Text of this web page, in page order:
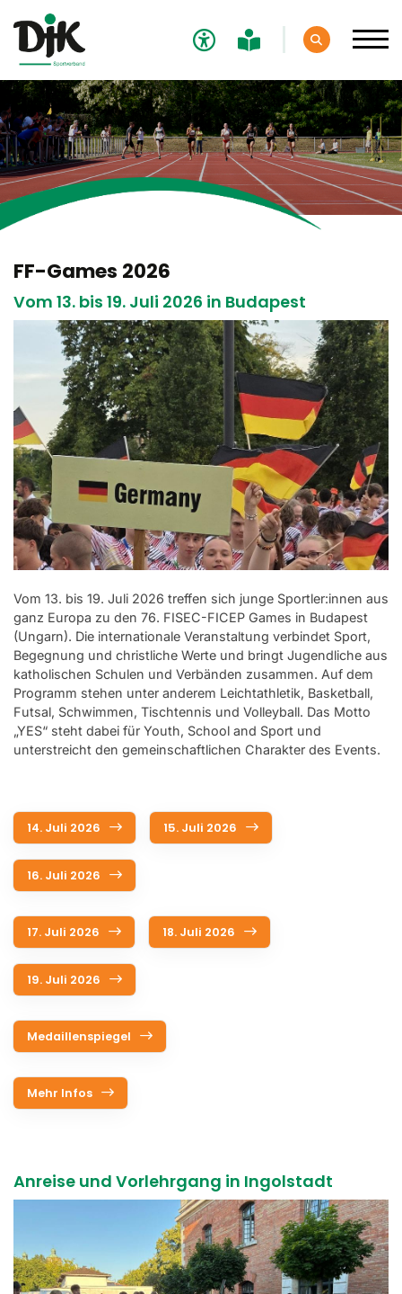
FF-Games 2026
Vom 13. bis 19. Juli 2026 in Budapest
Vom 13. bis 19. Juli 2026 treffen sich junge Sportler:innen aus
ganz Europa zu den 76. FISEC-FICEP Games in Budapest
(Ungarn). Die internationale Veranstaltung verbindet Sport,
Begegnung und christliche Werte und bringt Jugendliche aus
katholischen Schulen und Verbänden zusammen. Auf dem
Programm stehen unter anderem Leichtathletik, Basketball,
Futsal, Schwimmen, Tischtennis und Volleyball. Das Motto
„YES“ steht dabei für Youth, School and Sport und
unterstreicht den gemeinschaftlichen Charakter des Events.
14. Juli 2026 15. Juli 2026
16. Juli 2026
17. Juli 2026 18. Juli 2026
19. Juli 2026
Medaillenspiegel
Mehr Infos
Anreise und Vorlehrgang in Ingolstadt
Verband
Aktuelles
Sport
Sportevents
DJK-Bundesmeisterschaften
DJK Bundessportfest
DJK-Bundeswinterspiele
FICEP /FISEC Games
FF-Games 2026
FF-Games 2025
Unsere Sportler*innen
Verantwortung
Service
Aus- und Fortbildungen
Kontakt
Bundessportfest '26
DJK Sportjugend